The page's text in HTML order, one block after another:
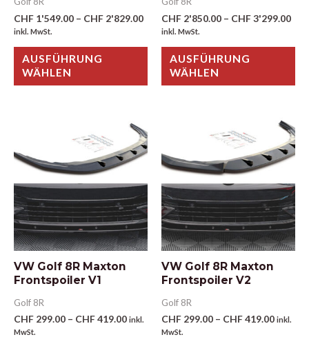
CHF 1'549.00 – CHF 2'829.00
inkl. MwSt.
AUSFÜHRUNG
WÄHLEN
CHF 2'850.00 – CHF3'299.00
inkl. MwSt.
AUSFÜHRUNG
WÄHLEN
VW Golf 8R Maxton
Frontspoiler V1
Golf 8R
CHF 299.00 – CHF419.00 inkl.
MwSt.
VW Golf 8R Maxton
Frontspoiler V2
Golf 8R
CHF 299.00 – CHF419.00 inkl.
MwSt.